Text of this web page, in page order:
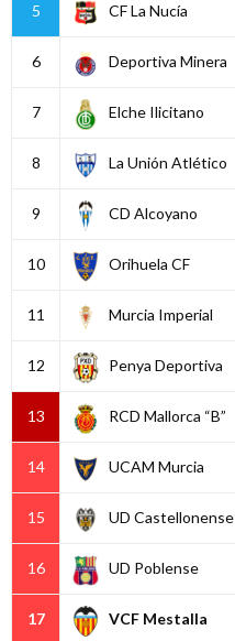
5 CF La Nucía
6 Deportiva Minera
7 Elche Ilicitano
8 La Unión Atlético
9 CD Alcoyano
10 Orihuela CF
11 Murcia Imperial
12 Penya Deportiva
13 RCD Mallorca “B”
14 UCAM Murcia
15 UD Castellonense
16 UD Poblense
17 VCF Mestalla